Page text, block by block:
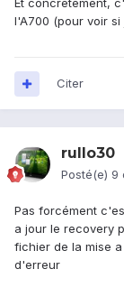
Et concretement,
l'A700 (pour voir si
Citer
rullo30
Posté(e) 9
Pas forcément
a jour le recovery
fichier de la mise
d'erreur